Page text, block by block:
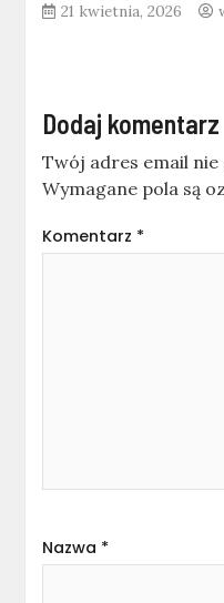
21 kwietnia, 2026
Dodaj komentarz
Twój adres email
Wymagane pola są
Komentarz *
Nazwa *